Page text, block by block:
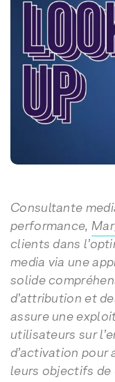
Consultante
performance,
clients dans
media via une
solide
d’attribution et
assure une
utilisateurs sur
d’activation pour
leurs objectifs de